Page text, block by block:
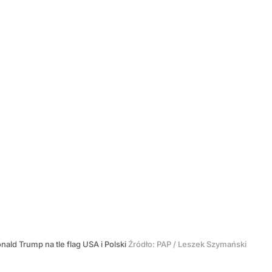
Trump na tle flag USA i Polski Źródło: PAP / Leszek Szymański